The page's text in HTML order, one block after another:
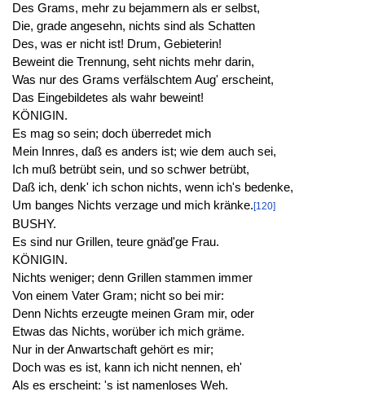
Des Grams, mehr zu bejammern als er selbst,
Die, grade angesehn, nichts sind als Schatten
Des, was er nicht ist! Drum, Gebieterin!
Beweint die Trennung, seht nichts mehr darin,
Was nur des Grams verfälschtem Aug' erscheint,
Das Eingebildetes als wahr beweint!
KÖNIGIN.
Es mag so sein; doch überredet mich
Mein Innres, daß es anders ist; wie dem auch sei,
Ich muß betrübt sein, und so schwer betrübt,
Daß ich, denk' ich schon nichts, wenn ich's bedenke,
Um banges Nichts verzage und mich kränke.[120]
BUSHY.
Es sind nur Grillen, teure gnäd'ge Frau.
KÖNIGIN.
Nichts weniger; denn Grillen stammen immer
Von einem Vater Gram; nicht so bei mir:
Denn Nichts erzeugte meinen Gram mir, oder
Etwas das Nichts, worüber ich mich gräme.
Nur in der Anwartschaft gehört es mir;
Doch was es ist, kann ich nicht nennen, eh'
Als es erscheint: 's ist namenloses Weh.